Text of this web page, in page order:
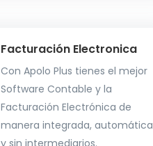
Facturación Electronica
Con Apolo Plus tienes el mejor
Software Contable y la
Facturación Electrónica de
manera integrada, automática
y sin intermediarios.